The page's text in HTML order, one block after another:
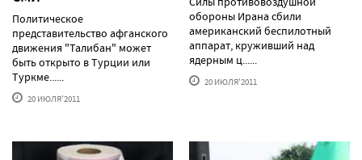
Политическое
представительство афганского
движения "Талибан" может
быть открыто в Турции или
Туркме......
20 ИЮЛЯ'2011
обороны Ирана сбили
американский беспилотный
аппарат, круживший над
ядерным ц......
20 ИЮЛЯ'2011